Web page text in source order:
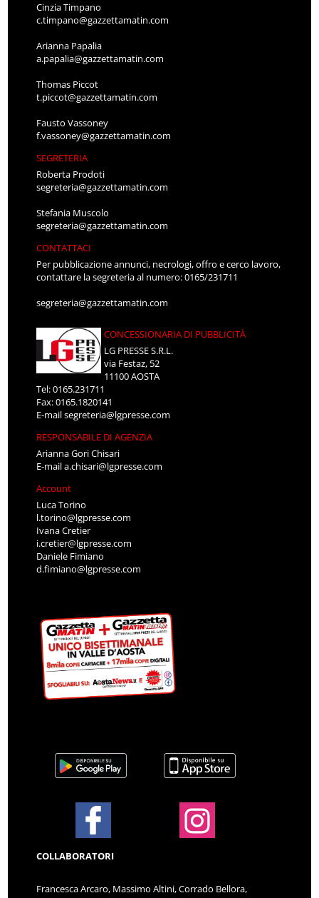
Cinzia Timpano
c.timpano@gazzettamatin.com
Arianna Papalia
a.papalia@gazzettamatin.com
Thomas Piccot
t.piccot@gazzettamatin.com
Fausto Vassoney
f.vassoney@gazzettamatin.com
SEGRETERIA
Roberta Prodoti
segreteria@gazzettamatin.com
Stefania Muscolo
segreteria@gazzettamatin.com
CONTATTACI
Per pubblicazione annunci, necrologi, offro e cerco lavoro,
contattare la segreteria al numero: 0165/231711
segreteria@gazzettamatin.com
CONCESSIONARIA DI PUBBLICITÀ
LG PRESSE S.R.L.
via Festaz, 52
11100 AOSTA
Tel: 0165.231711
Fax: 0165.1820141
E-mailsegreteria@lgpresse.com
RESPONSABILE DI AGENZIA
Arianna Gori Chisari
E-maila.chisari@lgpresse.com
Account
Luca Torino
l.torino@lgpresse.com
Ivana Cretier
i.cretier@lgpresse.com
Daniele Fimiano
d.fimiano@lgpresse.com
COLLABORATORI
Francesca Arcaro, Massimo Altini, Corrado Bellora,